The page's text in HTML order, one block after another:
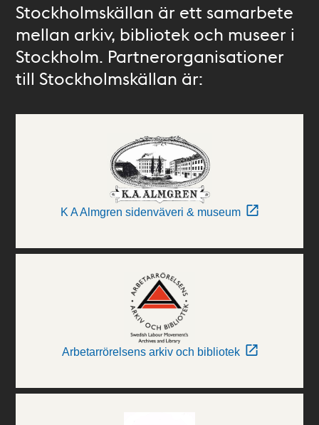
Stockholmskällan är ett samarbete
mellan arkiv, bibliotek och museer i
Stockholm. Partnerorganisationer
till Stockholmskällan är:
K A Almgren sidenväveri & museum
Arbetarrörelsens arkiv och bibliotek